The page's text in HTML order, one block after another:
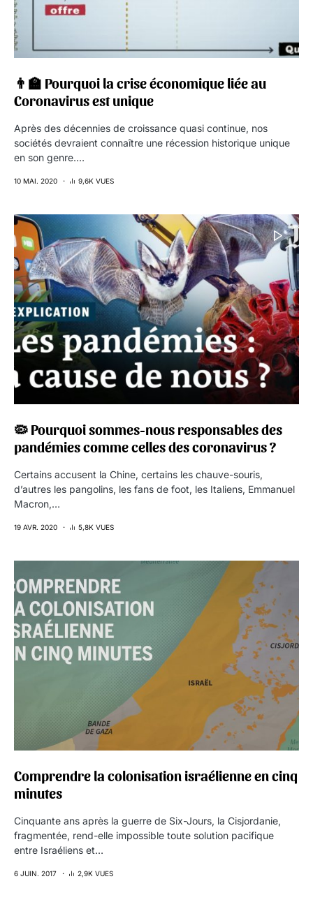
👨‍🏫 Pourquoi la crise économique liée au
Coronavirus est unique
Après des décennies de croissance quasi continue, nos
sociétés devraient connaître une récession historique unique
en son genre.…
10 MAI. 2020 9,6K VUES
🦠 Pourquoi sommes-nous responsables des
pandémies comme celles des coronavirus ?
Certains accusent la Chine, certains les chauve-souris,
d’autres les pangolins, les fans de foot, les Italiens, Emmanuel
Macron,…
19 AVR. 2020 5,8K VUES
Comprendre la colonisation israélienne en cinq
minutes
Cinquante ans après la guerre de Six-Jours, la Cisjordanie,
fragmentée, rend-elle impossible toute solution pacifique
entre Israéliens et…
6 JUIN. 2017 2,9K VUES